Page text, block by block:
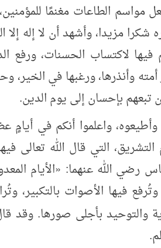
مواسم الطاعات مغنمًا
شكرا مزيدا، وأشهد أن لا إله
فيها لاكتساب الحسنات، ورفع
وأنذرها، ورغبها في الخير،
بإحسان إلى يوم الدين.
وأطيعوه، واعلموا أنكم في
التشريق، التي قال الله تعالى
«الأيام
فيها الأصوات بالتكبير،
والتوحيد بأجلى صورها. وقد